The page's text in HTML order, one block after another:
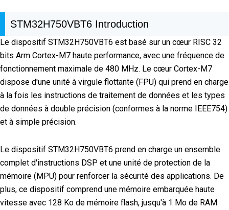
STM32H750VBT6 Introduction
Le dispositif STM32H750VBT6 est basé sur un cœur RISC 32
bits Arm Cortex-M7 haute performance, avec une fréquence de
fonctionnement maximale de 480 MHz. Le cœur Cortex-M7
dispose d'une unité à virgule flottante (FPU) qui prend en charge
à la fois les instructions de traitement de données et les types
de données à double précision (conformes à la norme IEEE754)
et à simple précision.
Le dispositif STM32H750VBT6 prend en charge un ensemble
complet d'instructions DSP et une unité de protection de la
mémoire (MPU) pour renforcer la sécurité des applications. De
plus, ce dispositif comprend une mémoire embarquée haute
vitesse avec 128 Ko de mémoire flash, jusqu'à 1 Mo de RAM